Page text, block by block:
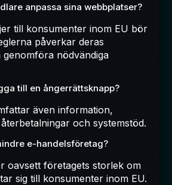
anpassa sina webbplatser?
till konsumenter inom EU bör
påverkar deras
nödvändiga
till en ångerrättsknapp?
även information,
och systemstöd.
e-handelsföretag?
oavsett företagets storlek om
sig till konsumenter inom EU.